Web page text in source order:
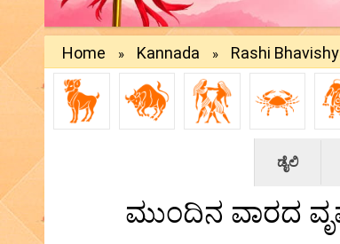
Home » Kannada » Rashi
ಡೈಲಿ
ಮುಂದಿನ ವಾರದ